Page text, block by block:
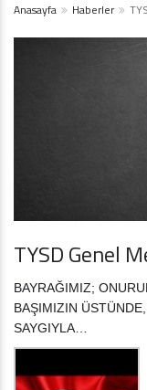
Anasayfa Haberler
TYSD Genel
BAYRAĞIMIZ;
BAŞIMIZIN
SAYGIYLA…